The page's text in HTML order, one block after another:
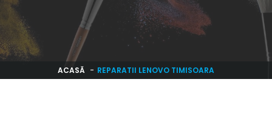
ACASĂ REPARATII LENOVO TIMISOARA